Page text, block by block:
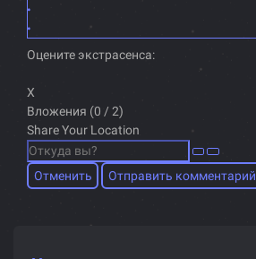
Оцените экстрасенса:
X
Вложения (0 / 2)
Share Your Location
Отменить Отправить комментарий